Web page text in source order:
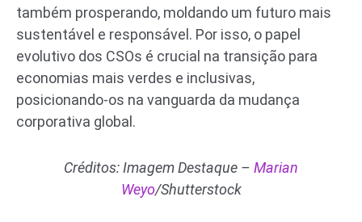
também prosperando, moldando um futuro mais
sustentável e responsável. Por isso, o papel
evolutivo dos CSOs é crucial na transição para
economias mais verdes e inclusivas,
posicionando-os na vanguarda da mudança
corporativa global.
Créditos: Imagem Destaque – Marian
Weyo/Shutterstock